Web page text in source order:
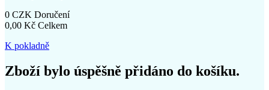
0 CZK Doručení
0,00 Kč Celkem
K pokladně
Zboží bylo úspěšně přidáno do košíku.